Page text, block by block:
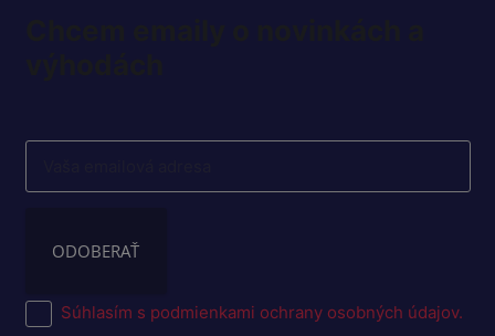
this
empty.Súhlasím s podmienkami ochrany osobných údajov.